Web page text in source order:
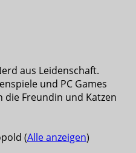
aus Leidenschaft.
und PC Games
die Freundin und Katzen
(Alle anzeigen)